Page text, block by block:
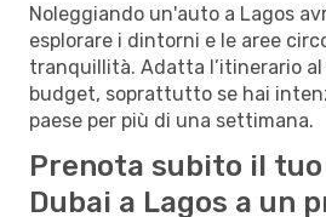
Noleggiando un'auto a Lagos
esplorare i dintorni e le aree
tranquillità. Adatta l’itinerario
budget, soprattutto se hai
paese per più di una settimana.
Prenota subito il tuo
Dubai a Lagos a un